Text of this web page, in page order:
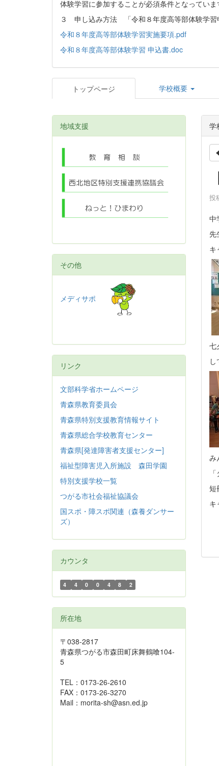
体験学習に参加することが必須条件となっていま
３ 申し込み方法 「令和８年度高等部体験学習
令和８年度高等部体験学習実施要項.pdf
令和８年度高等部体験学習 申込書.doc
トップページ 学校概要
学
投
中
先
キ
七
し
み
短
キ
地域支援
その他
メディサポ
リンク
文部科学省ホームページ
青森県教育委員会
青森県特別支援教育情報サイト
青森県総合学校教育センター
青森県[発達障害者支援センター]
福祉型障害児入所施設 森田学園
特別支援学校一覧
つがる市社会福祉協議会
国スポ・障スポ関連（森養ダンサー
ズ）
カウンタ
4 4 0 0 4 8 2
所在地
〒038-2817
青森県つがる市森田町床舞鶴喰104-
5
TEL：0173-26-2610
FAX：0173-26-3270
Mail：morita-sh@asn.ed.jp